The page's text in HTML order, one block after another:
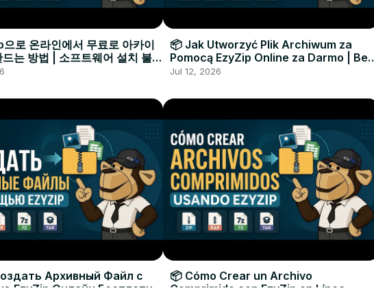
로 온라인에서 무료로 아카이
는 방법 | 소프트웨어 설치 불필
📦 Jak Utworzyć Plik Archiwum za
Pomocą EzyZip Online za Darmo | Bez
Instalacji Oprogramowania
Jul 12, 2026
Архивный Файл с
📦 Cómo Crear un Archivo